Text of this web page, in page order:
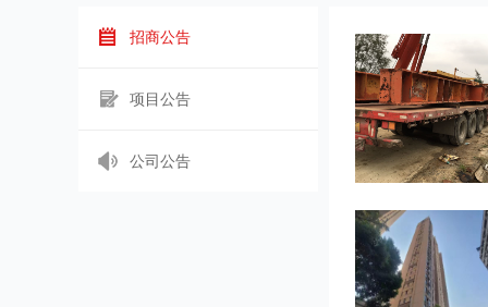
招商公告
项目公告
公司公告